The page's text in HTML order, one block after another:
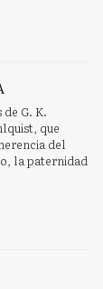
G. K.
que
del
la paternidad